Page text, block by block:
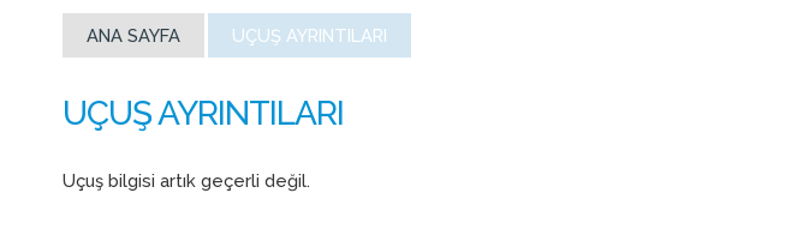
ANA SAYFA UÇUŞ AYRINTILARI
Uçuş bilgisi artık geçerli değil.